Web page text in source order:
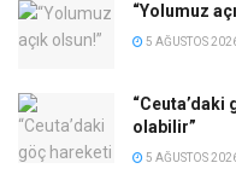
“Yolumuz
5 AĞUSTOS
olabilir”
5 AĞUSTOS